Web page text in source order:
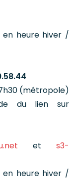
heure hiver /
(métropole)
du lien sur
et s3-
heure hiver /